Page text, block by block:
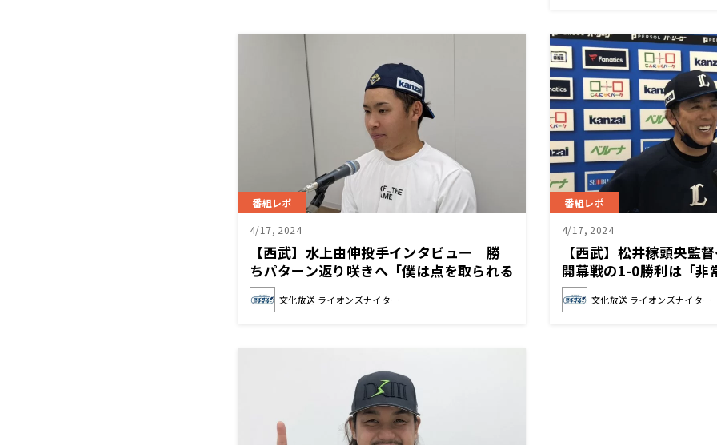
番組レポ
4/17, 2024
【西武】水上由伸投手インタビュー 勝
ちパターン返り咲きへ「僕は点を取られる
気はありません」
文化放送 ライオンズナイター
番組レポ
4/17, 2024
【西武】松井稼頭央監
開幕戦の1-0勝利は「非
なった」
文化放送 ライオンズナイター